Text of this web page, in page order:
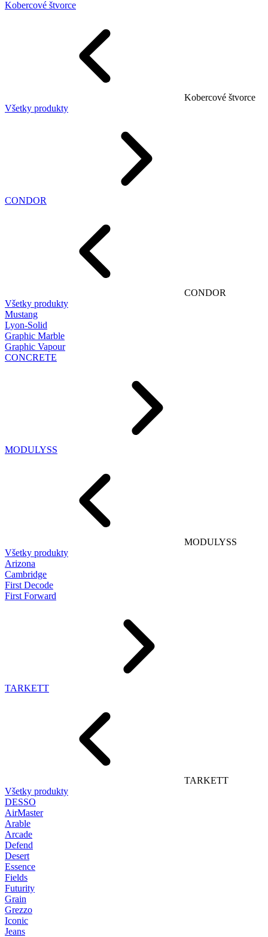
Kobercové štvorce
Kobercové štvorce
Všetky produkty
CONDOR
CONDOR
Všetky produkty
Mustang
Lyon-Solid
Graphic Marble
Graphic Vapour
CONCRETE
MODULYSS
MODULYSS
Všetky produkty
Arizona
Cambridge
First Decode
First Forward
TARKETT
TARKETT
Všetky produkty
DESSO
AirMaster
Arable
Arcade
Defend
Desert
Essence
Fields
Futurity
Grain
Grezzo
Iconic
Jeans